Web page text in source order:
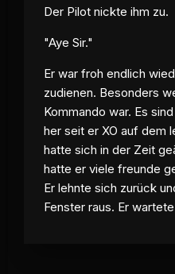
Der Pilot nickte ihm zu.
"Aye Sir."
Er war froh endlich
zudienen. Besonders
Kommando war. Es
her seit er XO auf dem
hatte sich in der Zeit
hatte er viele freunde
Er lehnte sich zurück
Fenster raus. Er